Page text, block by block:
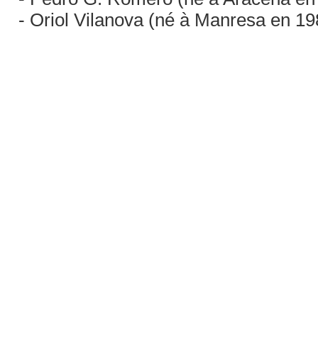
- Oriol Vilanova (né à Manresa en